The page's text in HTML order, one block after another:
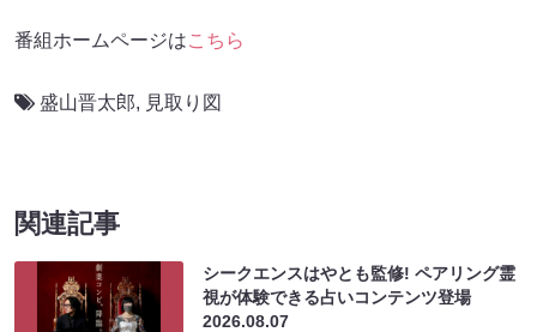
番組ホームページはこちら
盛山晋太郎, 見取り図
関連記事
シークエンスはやとも監修! ペアリング霊
視が体験できる占いコンテンツ登場
2026.08.07